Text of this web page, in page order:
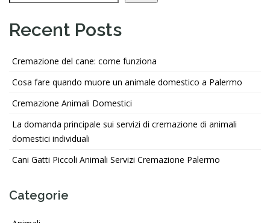
Recent Posts
Cremazione del cane: come funziona
Cosa fare quando muore un animale domestico a Palermo
Cremazione Animali Domestici
La domanda principale sui servizi di cremazione di animali
domestici individuali
Cani Gatti Piccoli Animali Servizi Cremazione Palermo
Categorie